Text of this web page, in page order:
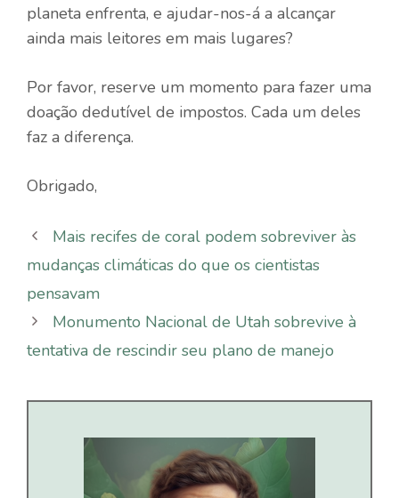
planeta enfrenta, e ajudar-nos-á a alcançar
ainda mais leitores em mais lugares?
Por favor, reserve um momento para fazer uma
doação dedutível de impostos. Cada um deles
faz a diferença.
Obrigado,
Mais recifes de coral podem sobreviver às
mudanças climáticas do que os cientistas
pensavam
Monumento Nacional de Utah sobrevive à
tentativa de rescindir seu plano de manejo